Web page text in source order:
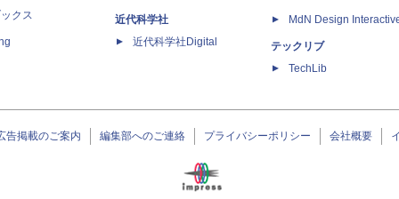
クス
近代科学社
近代科学社Digital
MdN Design
テックリブ
TechLib
告掲載のご案内 編集部へのご連絡 プライバシーポリシー 会社概要